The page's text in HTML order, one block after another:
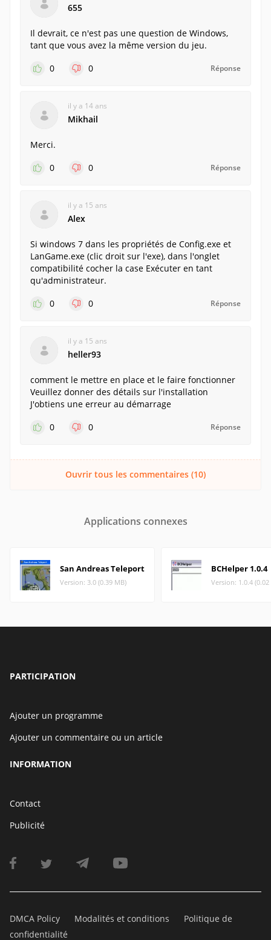
655
Il devrait, ce n'est pas une question de Windows,
tant que vous avez la même version du jeu.
0
0 Réponse
il y a 14 ans
Mikhail
Merci.
0
0 Réponse
il y a 15 ans
Alex
Si windows 7 dans les propriétés de Config.exe et
LanGame.exe (clic droit sur l'exe), dans l'onglet
compatibilité cocher la case Exécuter en tant
qu'administrateur.
0
0 Réponse
il y a 15 ans
heller93
comment le mettre en place et le faire fonctionner
Veuillez donner des détails sur l'installation
J'obtiens une erreur au démarrage
0
0 Réponse
Ouvrir tous les commentaires (10)
Applications connexes
San Andreas Teleport
Version: 3.0 (0.39 MB)
BCHelper 1.0.4
Version: 1.0.4 (0.02
PARTICIPATION
Ajouter un programme
Ajouter un commentaire ou un article
INFORMATION
Contact
Publicité
DMCA Policy Modalités et conditions
Politique de
confidentialité